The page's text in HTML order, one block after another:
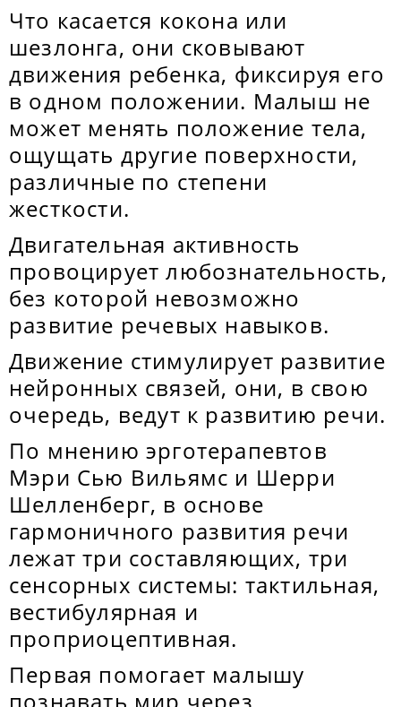
Что касается кокона или
шезлонга, они сковывают
движения ребенка, фиксируя его
в одном положении. Малыш не
может менять положение тела,
ощущать другие поверхности,
различные по степени
жесткости.
Двигательная активность
провоцирует любознательность,
без которой невозможно
развитие речевых навыков.
Движение стимулирует развитие
нейронных связей, они, в свою
очередь, ведут к развитию речи.
По мнению эрготерапевтов
Мэри Сью Вильямс и Шерри
Шелленберг, в основе
гармоничного развития речи
лежат три составляющих, три
сенсорных системы: тактильная,
вестибулярная и
проприоцептивная.
Первая помогает малышу